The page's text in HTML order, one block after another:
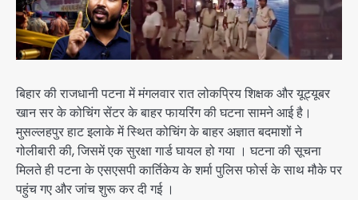
बिहार की राजधानी पटना में मंगलवार रात लोकप्रिय शिक्षक और यूट्यूबर
खान सर के कोचिंग सेंटर के बाहर फायरिंग की घटना सामने आई है।
मुसल्लहपुर हाट इलाके में स्थित कोचिंग के बाहर अज्ञात बदमाशों ने
गोलीबारी की, जिसमें एक सुरक्षा गार्ड घायल हो गया । घटना की सूचना
मिलते ही पटना के एसएसपी कार्तिकेय के शर्मा पुलिस फोर्स के साथ मौके पर
पहुंच गए और जांच शुरू कर दी गई ।